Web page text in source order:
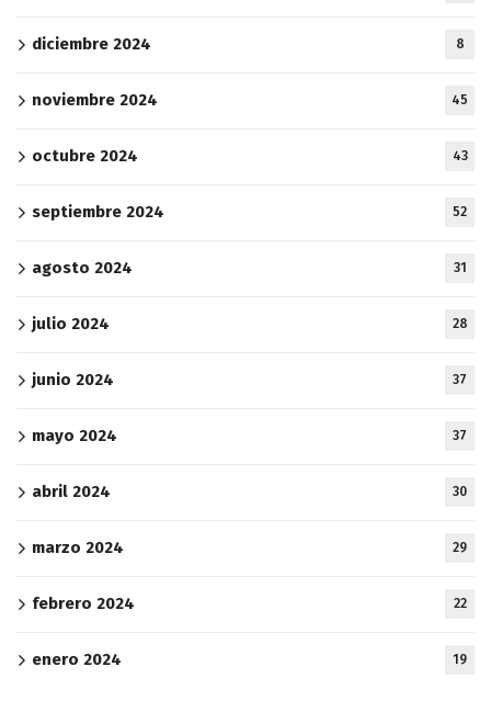
diciembre 2024 8
noviembre 2024 45
octubre 2024 43
septiembre 2024 52
agosto 2024 31
julio 2024 28
junio 2024 37
mayo 2024 37
abril 2024 30
marzo 2024 29
febrero 2024 22
enero 2024 19